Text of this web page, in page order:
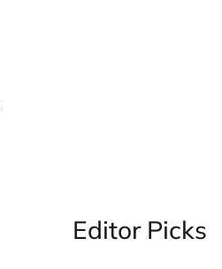
Editor Picks